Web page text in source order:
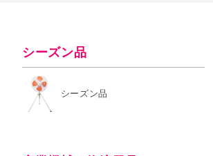
シーズン品
シーズン品